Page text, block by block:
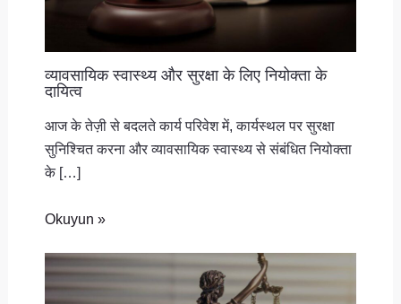
व्यावसायिक स्वास्थ्य और सुरक्षा के लिए नियोक्ता के
दायित्व
आज के तेज़ी से बदलते कार्य परिवेश में, कार्यस्थल पर सुरक्षा
सुनिश्चित करना और व्यावसायिक स्वास्थ्य से संबंधित नियोक्ता
के […]
Okuyun »